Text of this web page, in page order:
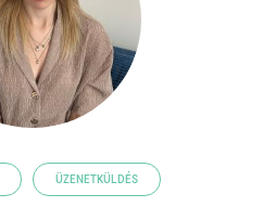
ÜZENETKÜLDÉS